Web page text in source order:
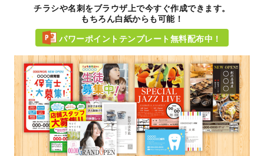
チラシや名刺をブラウザ上で今すぐ作成できます。
もちろん白紙からも可能！
パワーポイントテンプレート無料配布中！